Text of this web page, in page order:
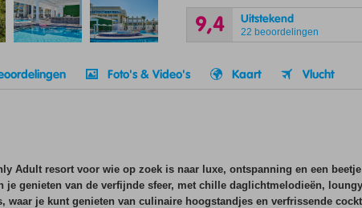
9,4 Uitstekend
22 beoordelingen
Foto's & Video's Kaart Vlucht
Adult resort voor wie op zoek is naar luxe, ontspanning en een
je genieten van de verfijnde sfeer, met chille daglichtmelodieën,
waar je kunt genieten van culinaire hoogstandjes en verfrissende